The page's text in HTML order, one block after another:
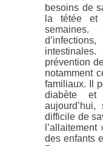
besoins de
la tétée
prévention
notamment
familiaux. Il
diabète et
difficile de
des enfants